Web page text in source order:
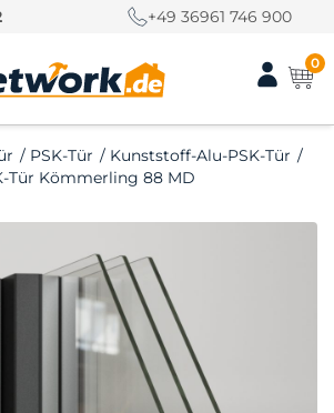
+49 36961 746 900
0
/ PSK-Tür / Kunststoff-Alu-PSK-Tür /
Tür Kömmerling 88 MD